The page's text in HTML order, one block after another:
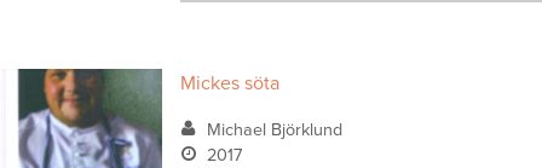
Mickes söta
Michael Björklund
2017